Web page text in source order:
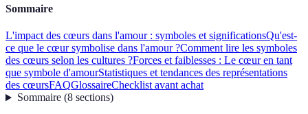
Sommaire
L'impact des cœurs dans l'amour : symboles et significationsQu'est-
ce que le cœur symbolise dans l'amour ?Comment lire les symboles
des cœurs selon les cultures ?Forces et faiblesses : Le cœur en tant
que symbole d'amourStatistiques et tendances des représentations
des cœursFAQGlossaireChecklist avant achat
Sommaire(8 sections)